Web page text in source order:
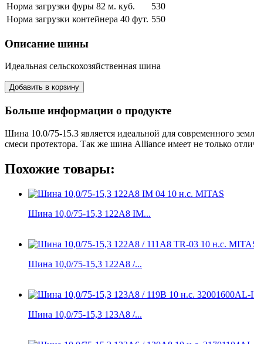
Норма загрузки фуры 82 м. куб.
530
Норма загрузки контейнера 40 фут. 550
Описание шины
Идеальная сельскохозяйственная шина
Больше информации о продукте
Шина 10.0/75-15.3 является идеальной для современного
смеси протектора. Так же шина Alliance имеет не только
Похожие товары:
Шина 10,0/75-15,3 122A8 IM...
Шина 10,0/75-15,3 122A8 /...
Шина 10,0/75-15,3 123А8 /...